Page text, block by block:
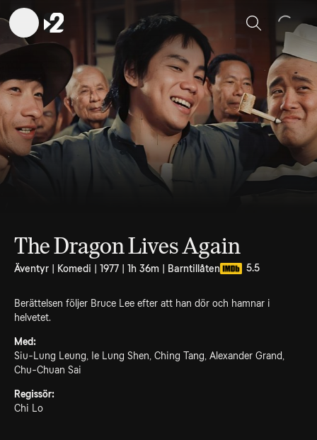
Sök
The Dragon Lives Again
Äventyr | Komedi | 1977 | 1h 36m | Barntillåten 5.5
Berättelsen följer Bruce Lee efter att han dör och hamnar i
helvetet.
Med:
Siu-Lung Leung, Ie Lung Shen, Ching Tang, Alexander Grand,
Chu-Chuan Sai
Regissör:
Chi Lo